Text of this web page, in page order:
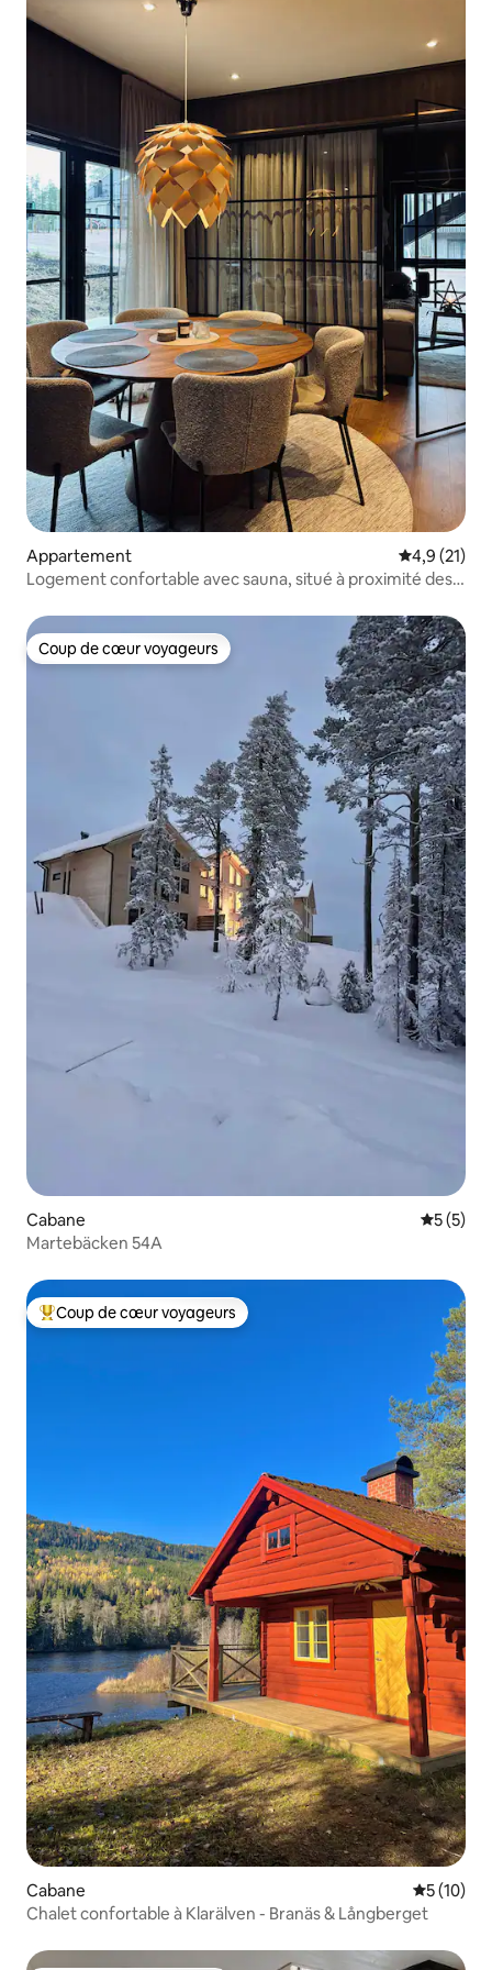
Appartement Évaluation
4,9 (21)
Logement confortable avec sauna, situé à proximité des
Coup de cœur voyageurs
Coup de cœur voyageurs
Cabane
5 (5)
Martebäcken 54A
Coups de cœur voyageurs les plus appréciés
Coup de cœur voyageurs
Cabane
5 (10)
Chalet confortable à Klarälven - Branäs & Långberget